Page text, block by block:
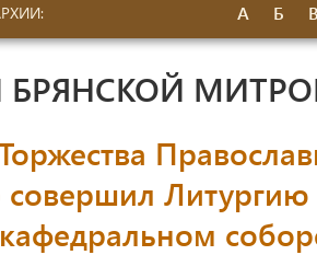
А Б
БРЯНСКОЙ
совершил